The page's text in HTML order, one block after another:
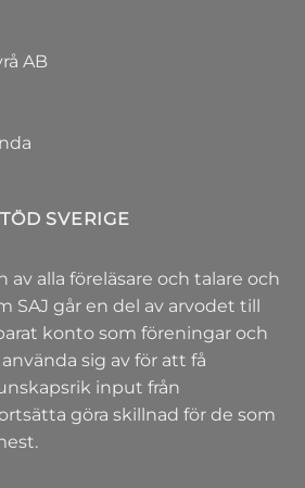
AB
SVERIGE
av alla föreläsare och talare och
SAJ går en del av arvodet till
konto som föreningar och
sig av för att få
input från
göra skillnad för de som